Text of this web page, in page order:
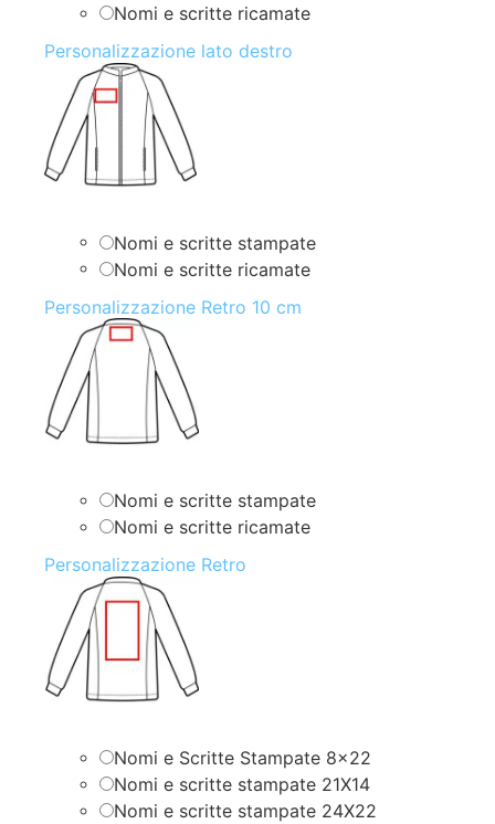
Nomi e scritte ricamate
Personalizzazione lato destro
Nomi e scritte stampate
Nomi e scritte ricamate
Personalizzazione Retro 10 cm
Nomi e scritte stampate
Nomi e scritte ricamate
Personalizzazione Retro
Nomi e Scritte Stampate 8×22
Nomi e scritte stampate 21X14
Nomi e scritte stampate 24X22